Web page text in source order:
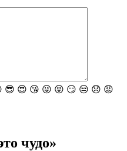
😎 😍 😘 😜 😝 😏 😒 😞 😡
чудо»